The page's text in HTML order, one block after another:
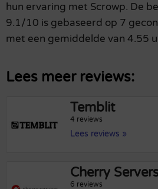
hun ervaring met Scrowp. De
9.1/10 is gebaseerd op 7
met een gemiddelde van 4.55
Lees meer reviews:
Temblit
4 reviews
Lees reviews »
Cherry
6 reviews